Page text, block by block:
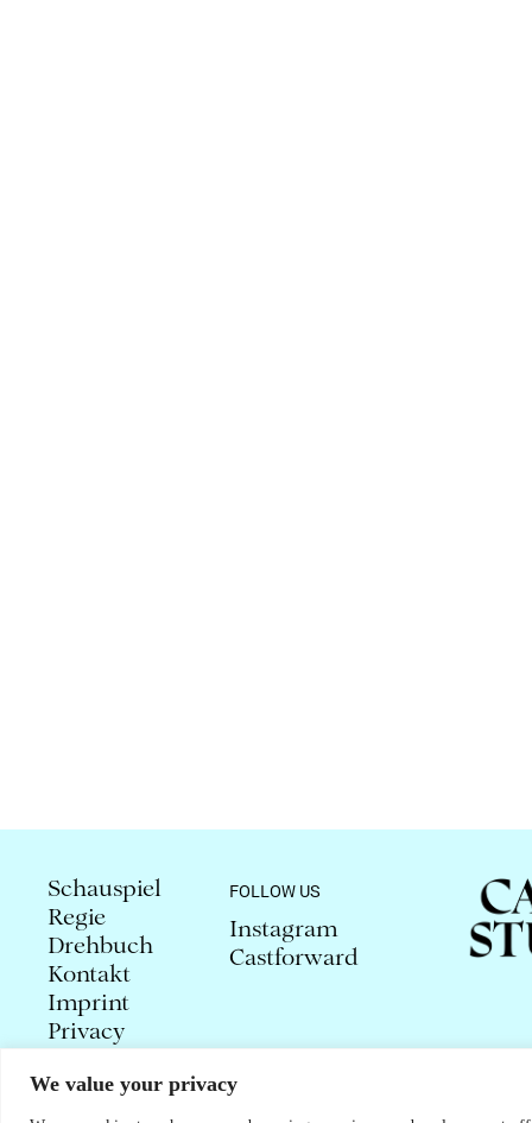
We value your privacy
Schauspiel
Regie
Drehbuch
Kontakt
Imprint
Privacy
FOLLOW US
Instagram
Castforward
© 2026 CAROLA STUDLAR